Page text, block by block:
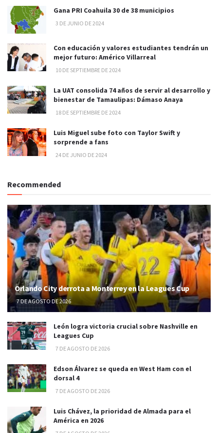
Gana PRI Coahuila 30 de 38 municipios
3 DE JUNIO DE 2024
Con educación y valores estudiantes tendrán un
mejor futuro: Américo Villarreal
10 DE SEPTIEMBRE DE 2024
La UAT consolida 74 años de servir al desarrollo y
bienestar de Tamaulipas: Dámaso Anaya
18 DE SEPTIEMBRE DE 2024
Luis Miguel sube foto con Taylor Swift y
sorprende a fans
24 DE JUNIO DE 2024
Recommended
Orlando City derrota a Monterrey en la Leagues Cup
7 DE AGOSTO DE 2026
León logra victoria crucial sobre Nashville en
Leagues Cup
7 DE AGOSTO DE 2026
Edson Álvarez se queda en West Ham con el
dorsal 4
7 DE AGOSTO DE 2026
Luis Chávez, la prioridad de Almada para el
América en 2026